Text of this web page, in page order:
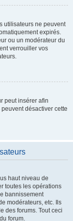
utilisateurs ne peuvent
expirés.
ou un modérateur du
verrouiller vos
peut insérer afin
désactiver cette
haut niveau de
toutes les opérations
bannissement
modérateurs, etc. Ils
des forums. Tout ceci
forum.